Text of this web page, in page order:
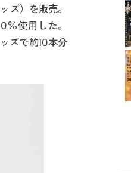
ズ）を販売。
使用した。
ズで約10本分